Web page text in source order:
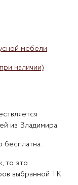
мебели
наличии)
из Владимира.
бесплатна.
то это
выбранной ТК.